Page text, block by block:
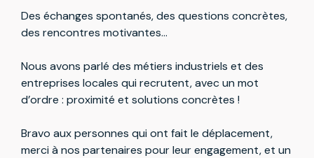
Des échanges spontanés, des questions concrètes,
des rencontres motivantes…
Nous avons parlé des métiers industriels et des
entreprises locales qui recrutent, avec un mot
d’ordre : proximité et solutions concrètes !
Bravo aux personnes qui ont fait le déplacement,
merci à nos partenaires pour leur engagement, et un